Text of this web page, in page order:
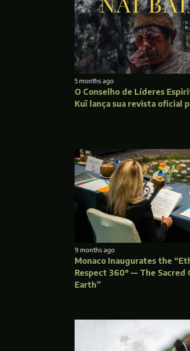
5 months ago
O Conselho de Líderes
Kuī lança sua revista oficial
9 months ago
Monaco Inaugurates the
Respect 360° — The Sacred
Earth”